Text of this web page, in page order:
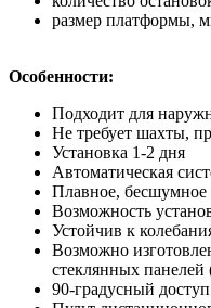
размер платформы,
Особенности:
Подходит для
Не требует шахты,
Установка 1-2 дня
Автоматическая
Плавное,
Возможность
Устойчив к
Возможно
стеклянных панелей
90-градусный доступ